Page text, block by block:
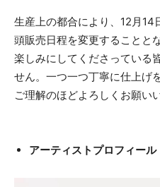
生産上の都合により、12月14
頭販売日程を変更することと
楽しみにしてくださっている
せん。一つ一つ丁寧に仕上げ
ご理解のほどよろしくお願い
アーティストプロフィール